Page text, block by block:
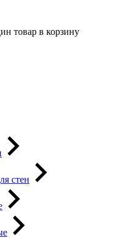
товар в корзину
стен